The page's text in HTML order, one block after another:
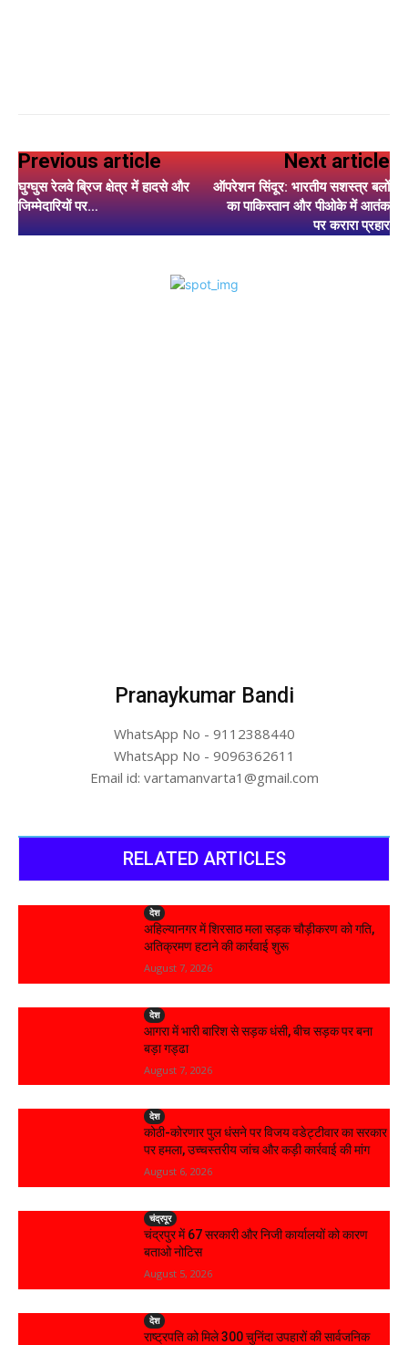
Previous article
घुग्घुस रेलवे ब्रिज क्षेत्र में हादसे और
जिम्मेदारियों पर…
Next article
ऑपरेशन सिंदूर: भारतीय सशस्त्र बलों
का पाकिस्तान और पीओके में आतंक
पर करारा प्रहार
Pranaykumar Bandi
WhatsApp No - 9112388440
WhatsApp No - 9096362611
Email id: vartamanvarta1@gmail.com
RELATED ARTICLES
देश
अहिल्यानगर में शिरसाठ मला सड़क चौड़ीकरण को गति,
अतिक्रमण हटाने की कार्रवाई शुरू
August 7, 2026
देश
आगरा में भारी बारिश से सड़क धंसी, बीच सड़क पर बना
बड़ा गड्ढा
August 7, 2026
देश
कोठी-कोरणार पुल धंसने पर विजय वडेट्टीवार का सरकार
पर हमला, उच्चस्तरीय जांच और कड़ी कार्रवाई की मांग
August 6, 2026
चंद्रपूर
चंद्रपुर में 67 सरकारी और निजी कार्यालयों को कारण
बताओ नोटिस
August 5, 2026
देश
राष्ट्रपति को मिले 300 चुनिंदा उपहारों की सार्वजनिक